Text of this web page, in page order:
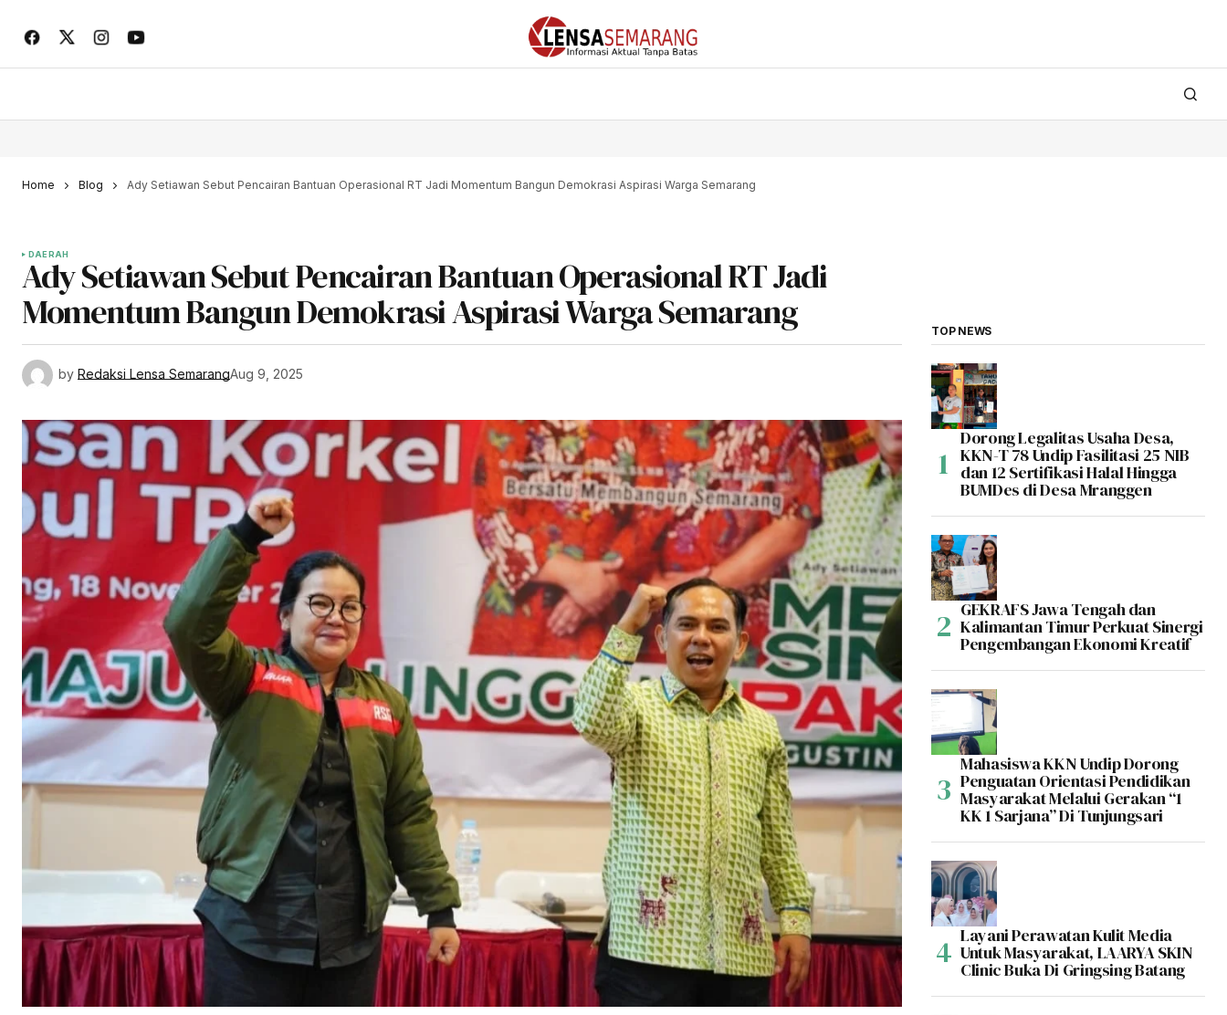
Home Blog Ady Setiawan Sebut Pencairan Bantuan Operasional RT Jadi Momentum Bangun Demokrasi Aspirasi Warga Semarang
DAERAH
Ady Setiawan Sebut Pencairan Bantuan Operasional RT Jadi
Momentum Bangun Demokrasi Aspirasi Warga Semarang
by Redaksi Lensa SemarangAug 9, 2025
TOP NEWS
Dorong Legalitas Usaha Desa,
KKN-T 78 Undip Fasilitasi 25 NIB
dan 12 Sertifikasi Halal Hingga
BUMDes di Desa Mranggen
GEKRAFS Jawa Tengah dan
Kalimantan Timur Perkuat Sinergi
Pengembangan Ekonomi Kreatif
Mahasiswa KKN Undip Dorong
Penguatan Orientasi Pendidikan
Masyarakat Melalui Gerakan “1
KK 1 Sarjana” Di Tunjungsari
Layani Perawatan Kulit Media
Untuk Masyarakat, LAARYA SKIN
Clinic Buka Di Gringsing Batang